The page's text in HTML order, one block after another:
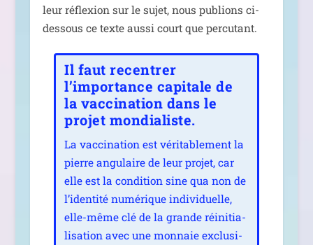
leur réflexion sur le sujet, nous publions ci-
des­sous ce texte aus­si court que percutant.
Il faut recentrer
l’importance capitale de
la vaccination dans le
projet mondialiste.
La vac­ci­na­tion est véri­ta­ble­ment la
pierre angu­laire de leur pro­jet, car
elle est la condi­tion sine qua non de
l’identité numé­rique indi­vi­duelle,
elle-même clé de la grande réini­tia­
li­sa­tion avec une mon­naie exclu­si­